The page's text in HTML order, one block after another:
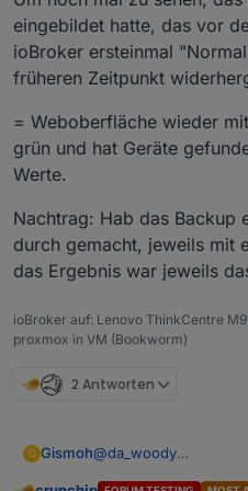
eingebildet hatte, das vor
ioBroker ersteinmal
früheren Zeitpunkt
= Weboberfläche wieder
grün und hat Geräte
Werte.
Nachtrag: Hab das Backup
durch gemacht, jeweils mit
das Ergebnis war jeweils
ioBroker auf: Lenovo ThinkCentre
proxmox in VM (Bookworm)
2 Antworten
G Gismoh@da_woody